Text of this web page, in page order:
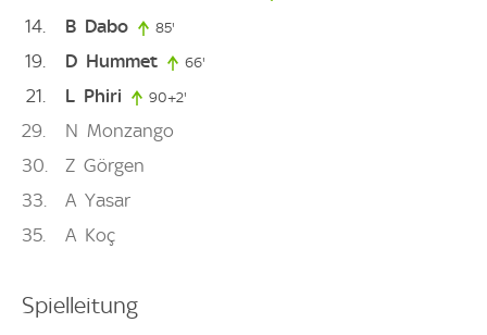
14 B Dabo 85'
19 D Hummet 66'
21 L Phiri 90+2'
29 N Monzango
30
Z Görgen
33
A Yasar
35
A Koç
Spielleitung